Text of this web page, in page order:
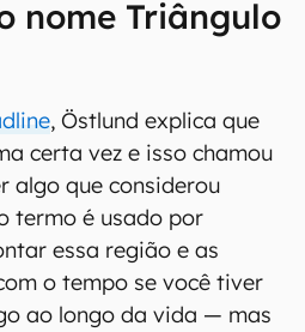
nome Triângulo
, Östlund explica que
certa vez e isso chamou
algo que considerou
termo é usado por
essa região e as
o tempo se você tiver
ao longo da vida — mas